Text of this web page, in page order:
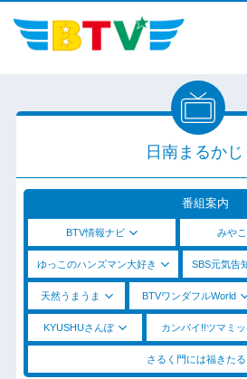
日南まるかじ
番組案内
BTV情報ナビ みや
ゆっこのハンズマン大好き SBS元気告
天然うまうま BTVワンダフルWorld
KYUSHUさんぽ カンパイ!!ツマミ
さるく門には福きたる